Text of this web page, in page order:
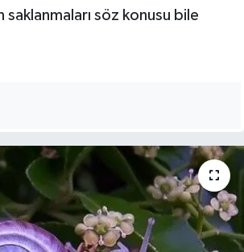
saklanmaları söz konusu bile